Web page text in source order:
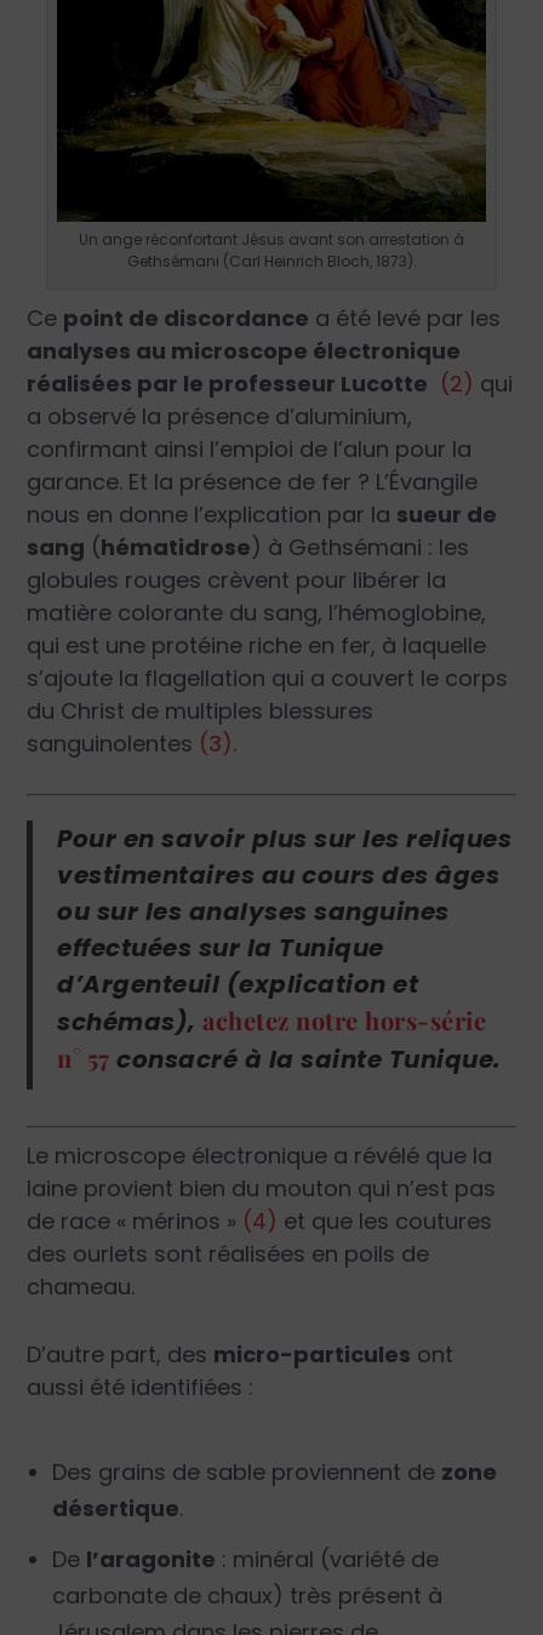
Un ange réconfortant Jésus avant son arrestation à
Gethsémani (Carl Heinrich Bloch, 1873).
Ce point de discordance a été levé par les
analyses au microscope électronique
réalisées par le professeur Lucotte (2) qui
a observé la présence d’aluminium,
confirmant ainsi l’emploi de l’alun pour la
garance. Et la présence de fer ? L’Évangile
nous en donne l’explication par la sueur de
sang (hématidrose) à Gethsémani : les
globules rouges crèvent pour libérer la
matière colorante du sang, l’hémoglobine,
qui est une protéine riche en fer, à laquelle
s’ajoute la flagellation qui a couvert le corps
du Christ de multiples blessures
sanguinolentes (3).
Pour en savoir plus sur les reliques
vestimentaires au cours des âges
ou sur les analyses sanguines
effectuées sur la Tunique
d’Argenteuil (explication et
schémas),achetez notre hors-série
n° 57 consacré à la sainte Tunique.
Le microscope électronique a révélé que la
laine provient bien du mouton qui n’est pas
de race « mérinos » (4) et que les coutures
des ourlets sont réalisées en poils de
chameau.
D’autre part, des micro-particules ont
aussi été identifiées :
Des grains de sable proviennent de zone
désertique.
De l’aragonite : minéral (variété de
carbonate de chaux) très présent à